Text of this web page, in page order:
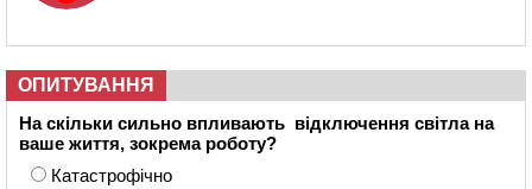
ОПИТУВАННЯ
На скільки сильно впливають відключення світла на
ваше життя, зокрема роботу?
Катастрофічно